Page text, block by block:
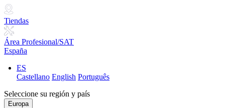
Tiendas
Área Profesional/SAT
España
ES
Castellano English Português
Seleccione su región y país
Europa